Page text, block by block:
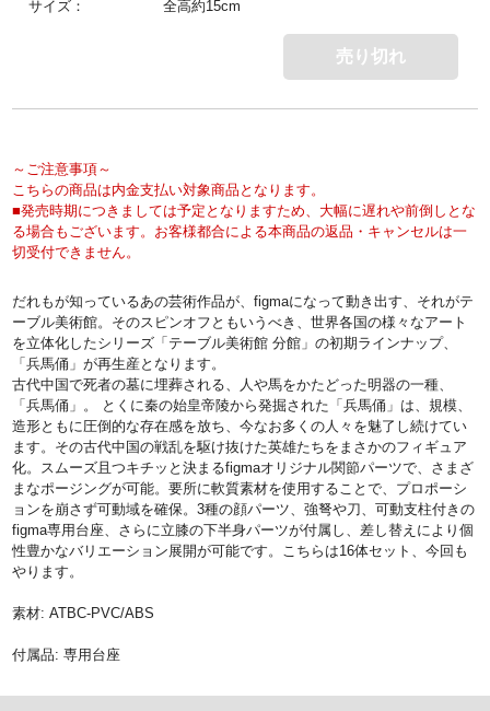
サイズ：
全高約15cm
売り切れ
～ご注意事項～
こちらの商品は内金支払い対象商品となります。
■発売時期につきましては予定となりますため、大幅に遅れや前倒しとな
る場合もございます。お客様都合による本商品の返品・キャンセルは一
切受付できません。
だれもが知っているあの芸術作品が、figmaになって動き出す、それがテ
ーブル美術館。そのスピンオフともいうべき、世界各国の様々なアート
を立体化したシリーズ「テーブル美術館 分館」の初期ラインナップ、
「兵馬俑」が再生産となります。
古代中国で死者の墓に埋葬される、人や馬をかたどった明器の一種、
「兵馬俑」。 とくに秦の始皇帝陵から発掘された「兵馬俑」は、規模、
造形ともに圧倒的な存在感を放ち、今なお多くの人々を魅了し続けてい
ます。その古代中国の戦乱を駆け抜けた英雄たちをまさかのフィギュア
化。スムーズ且つキチッと決まるfigmaオリジナル関節パーツで、さまざ
まなポージングが可能。要所に軟質素材を使用することで、プロポーシ
ョンを崩さず可動域を確保。3種の顔パーツ、強弩や刀、可動支柱付きの
figma専用台座、さらに立膝の下半身パーツが付属し、差し替えにより個
性豊かなバリエーション展開が可能です。こちらは16体セット、今回も
やります。
素材: ATBC-PVC/ABS
付属品: 専用台座